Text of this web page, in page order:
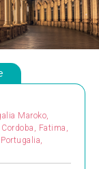
Maroko,
Fatima,